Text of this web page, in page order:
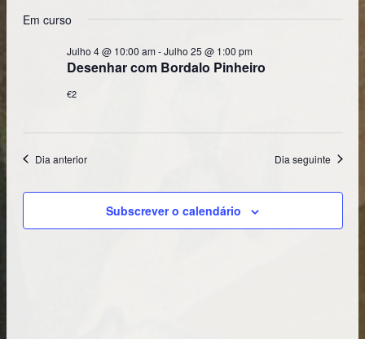
Eventos
DE
a
Em curso
Desenhar com Bordalo Pinheiro
Julho 4 @ 10:00 am -Julho 25 @ 1:00 pm
€2
Dia anterior Dia seguinte
Subscrever o calendário